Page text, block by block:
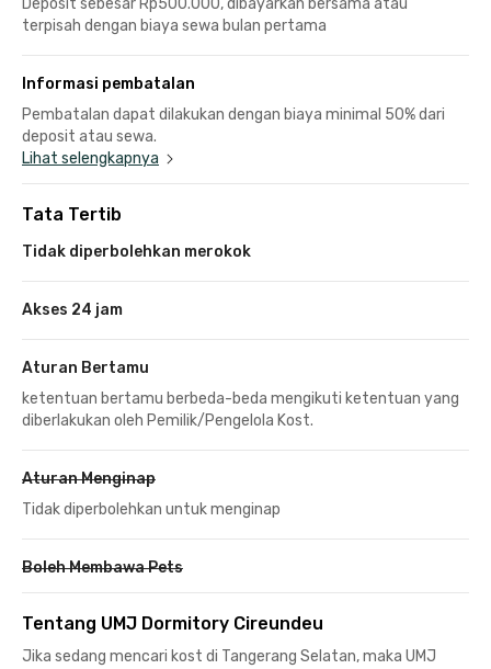
terpisah dengan biaya sewa bulan pertama
Informasi pembatalan
Pembatalan dapat dilakukan dengan biaya minimal 50% dari
deposit atau sewa.
Lihat selengkapnya
Tata Tertib
Tidak diperbolehkan merokok
Akses 24 jam
Aturan Bertamu
ketentuan bertamu berbeda-beda mengikuti ketentuan yang
diberlakukan oleh Pemilik/Pengelola Kost.
Aturan Menginap
Tidak diperbolehkan untuk menginap
Boleh Membawa Pets
Tentang UMJ Dormitory Cireundeu
Jika sedang mencari kost di Tangerang Selatan, maka UMJ